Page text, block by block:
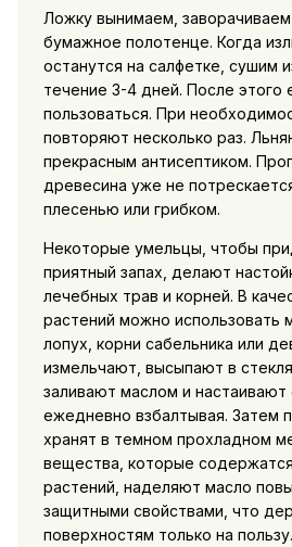
Ложку вынимаем, заворачиваем
бумажное полотенце. Когда
останутся на салфетке, сушим
течение 3-4 дней. После
пользоваться. При
повторяют несколько раз.
прекрасным антисептиком.
древесина уже не
плесенью или грибком.
Некоторые умельцы, чтобы
приятный запах, делают
лечебных трав и корней. В
растений можно использовать
лопух, корни сабельника или
измельчают, высыпают в
заливают маслом и
ежедневно взбалтывая. Затем
хранят в темном прохладном
вещества, которые
растений, наделяют масло
защитными свойствами, что
поверхностям только на пользу.